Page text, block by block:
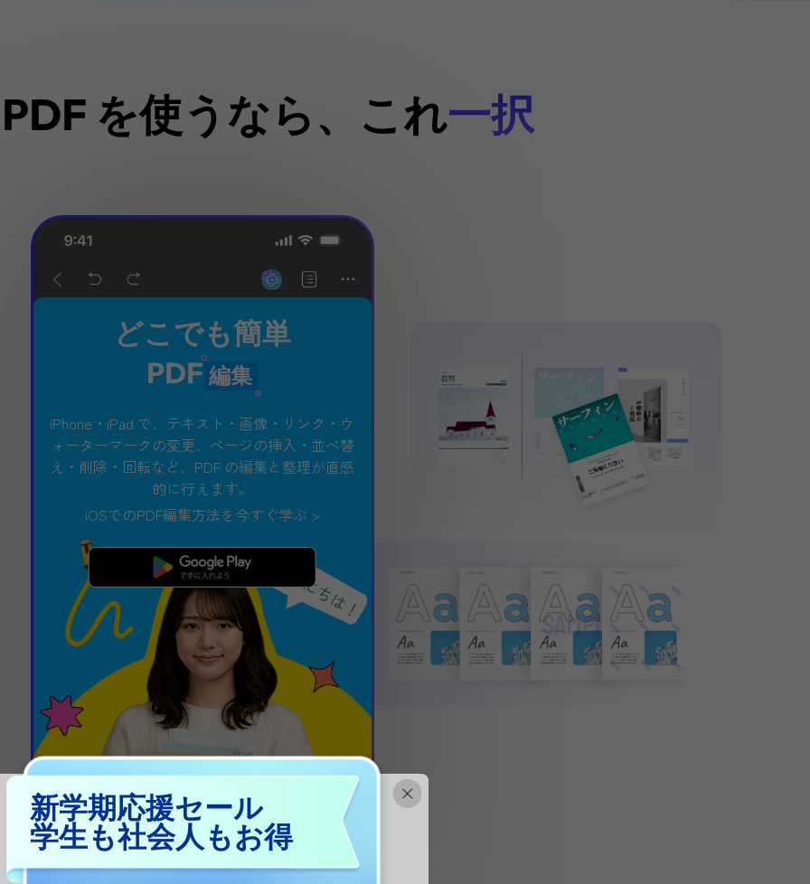
を使うなら、これ一択
どこでも簡単
PDF 編集
iPhone・iPad で、テキスト・画像・リンク・ウ
ォーターマークの変更、ページの挿入・並べ替
え・削除・回転など、PDF の編集と整理が直感
的に行えます。
iOSでのPDF編集方法を今すぐ学ぶ >
無料ダウンロード
新学期応援セール
学生も社会人もお得